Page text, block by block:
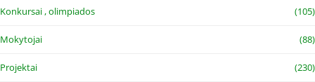
Konkursai , olimpiados (105)
Mokytojai (88)
Projektai (230)